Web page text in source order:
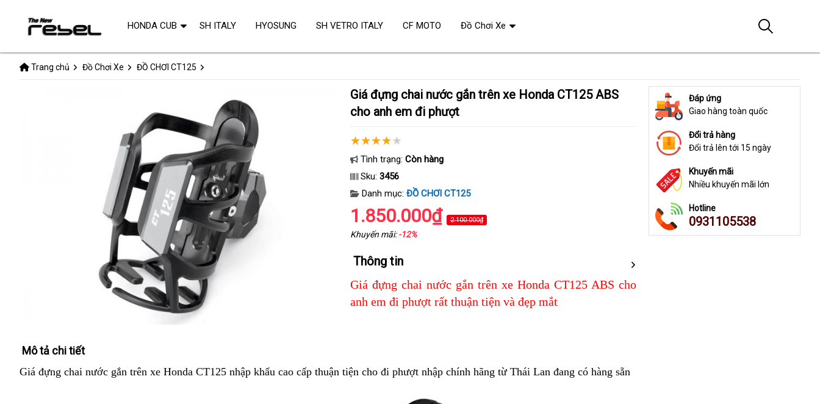
Trang chủ Đồ Chơi Xe ĐỒ CHƠI CT125
Giá đựng chai nước gắn trên xe Honda CT125 ABS
cho anh em đi phượt
Tình trạng: Còn hàng
Sku: 3456
Danh mục: ĐỒ CHƠI CT125
1.850.000₫ 2.100.000₫
Khuyến mãi:-12%
Thông tin
Giá đựng chai nước gắn trên xe Honda CT125 ABS cho
anh em đi phượt rất thuận tiện và đẹp mắt
Đáp ứng
Giao hàng toàn quốc
Đổi trả hàng
Đổi trả lên tới 15 ngày
Khuyến mãi
Nhiều khuyến mãi lớn
Hotline
0931105538
Mô tả chi tiết
Giá đựng chai nước gắn trên xe Honda CT125 nhập khẩu cao cấp thuận tiện cho đi phượt nhập chính hãng từ Thái Lan đang có hàng sẵn
HONDA CUB SH ITALY HYOSUNG SH VETRO ITALY CF MOTO Đồ Chơi Xe